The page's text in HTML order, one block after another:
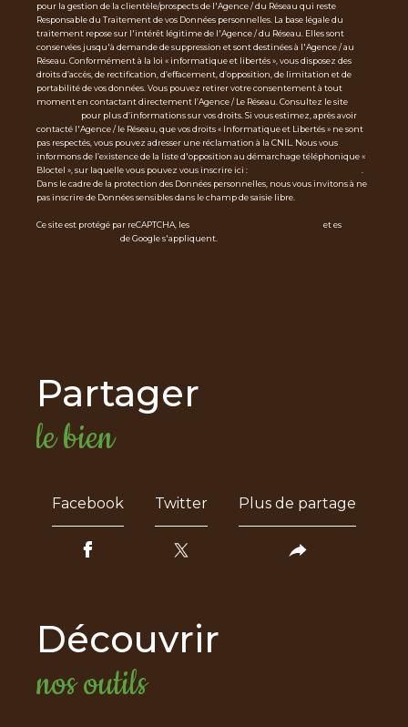
pour la gestion de la clientèle/prospects de l'Agence / du Réseau qui reste
Responsable du Traitement de vos Données personnelles. La base légale du
traitement repose sur l'intérêt légitime de l'Agence / du Réseau. Elles sont
conservées jusqu'à demande de suppression et sont destinées à l'Agence / au
Réseau. Conformément à la loi « informatique et libertés », vous disposez des
droits d’accès, de rectification, d’effacement, d’opposition, de limitation et de
portabilité de vos données. Vous pouvez retirer votre consentement à tout
moment en contactant directement l’Agence / Le Réseau. Consultez le site
pour plus d’informations sur vos droits. Si vous estimez, après avoir
contacté l'Agence / le Réseau, que vos droits « Informatique et Libertés » ne sont
pas respectés, vous pouvez adresser une réclamation à la CNIL. Nous vous
informons de l’existence de la liste d'opposition au démarchage téléphonique «
Bloctel », sur laquelle vous pouvez vous inscrire ici :
Dans le cadre de la protection des Données personnelles, nous vous invitons à ne
pas inscrire de Données sensibles dans le champ de saisie libre.
Ce site est protégé par reCAPTCHA, les et es
de Google s'appliquent.
partager
le bien
Facebook Twitter Plus de partage
découvrir
nos outils